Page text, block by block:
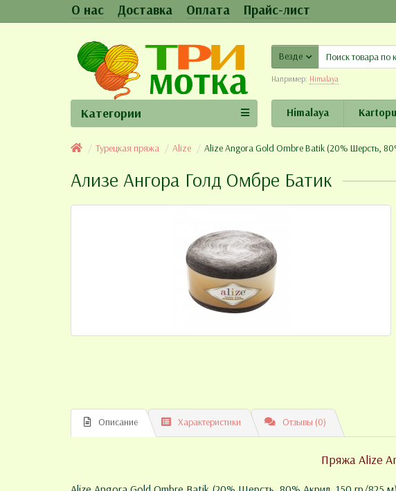
О нас Доставка Оплата Прайс-лист
Везде
Например: Himalaya
Himalaya Kartopu
Категории
Турецкая пряжа Alize Alize Angora Gold Ombre Batik (20% Шерсть,
Ализе Ангора Голд Омбре Батик
Описание Характеристики Отзывы (0)
Пряжа Alize